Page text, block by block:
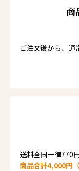
商
ご注文後から、通
送料全国一律770
商品合計4,000円